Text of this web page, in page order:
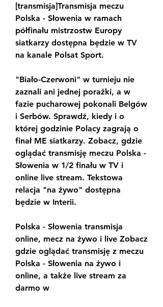
[transmisja]Transmisja meczu
Polska - Słowenia w ramach
półfinału mistrzostw Europy
siatkarzy dostępna będzie w TV
na kanale Polsat Sport.
"Biało-Czerwoni" w turnieju nie
zaznali ani jednej porażki, a w
fazie pucharowej pokonali Belgów
i Serbów. Sprawdź, kiedy i o
której godzinie Polacy zagrają o
finał ME siatkarzy. Zobacz, gdzie
oglądać transmisję meczu Polska -
Słowenia w 1/2 finału w TV i
online live stream. Tekstowa
relacja "na żywo" dostępna
będzie w Interii.
Polska - Słowenia transmisja
online, mecz na żywo i live Zobacz
gdzie oglądać transmisję z meczu
Polska - Słowenia na żywo i
online, a także live stream za
darmo w